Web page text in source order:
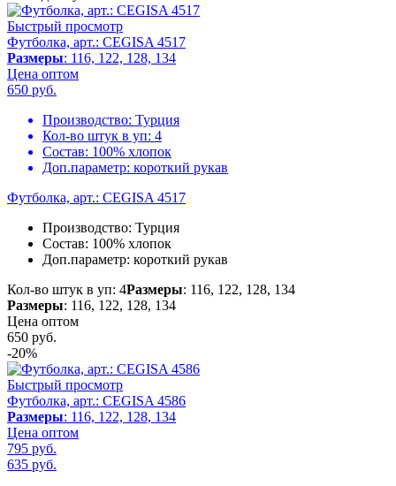
Быстрый просмотр
Футболка, арт.: CEGISA 4517
Размеры: 116, 122, 128, 134
Цена оптом
650 руб.
Производство: Турция
Кол-во штук в уп: 4
Состав: 100% хлопок
Доп.параметр: короткий рукав
Футболка, арт.: CEGISA 4517
Производство: Турция
Состав: 100% хлопок
Доп.параметр: короткий рукав
Кол-во штук в уп: 4Размеры: 116, 122, 128, 134
Размеры: 116, 122, 128, 134
Цена оптом
650 руб.
-20%
Быстрый просмотр
Футболка, арт.: CEGISA 4586
Размеры: 116, 122, 128, 134
Цена оптом
795 руб.
635 руб.